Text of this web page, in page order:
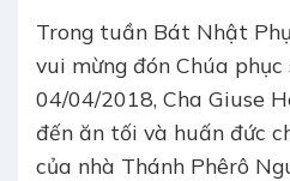
Trong tuần Bát Nhật
vui mừng đón Chúa phục
04/04/2018, Cha Giuse
đến ăn tối và huấn đức
của nhà Thánh Phêrô